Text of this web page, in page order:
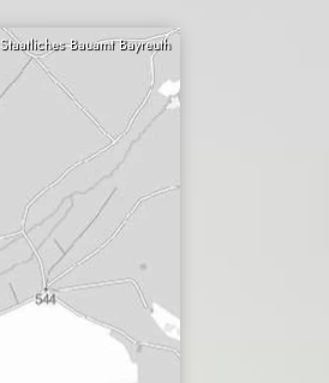
Staatliches Bauamt Bayreuth